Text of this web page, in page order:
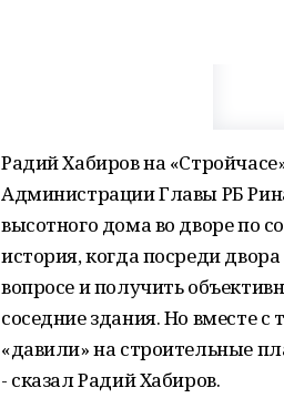
Радий Хабиров на
Администрации Главы РБ
высотного дома во дворе по
история, когда посреди
вопросе и получить
соседние здания. Но вместе с
«давили» на строительные
- сказал Радий Хабиров.